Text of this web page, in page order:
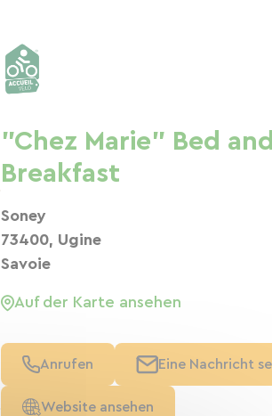
"Chez Marie" Bed and
Breakfast
Soney
73400, Ugine
Savoie
Auf der Karte ansehen
Anrufen Eine Nachricht
Website ansehen